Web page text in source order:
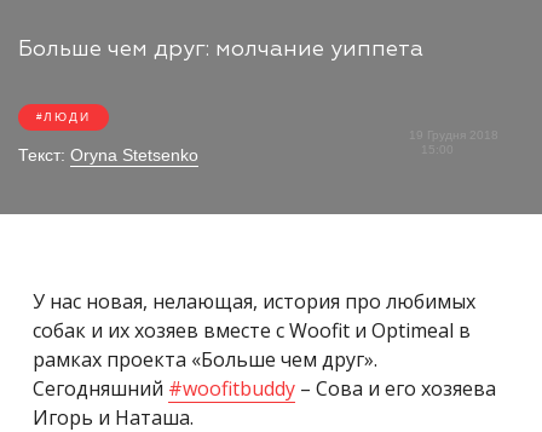
Больше чем друг: молчание уиппета
ЛЮДИ
Текст: Oryna Stetsenko
19 Грудня 2018
У нас новая, нелающая, история про любимых
собак и их хозяев вместе с Woofit и Optimeal в
рамках проекта «Больше чем друг».
Сегодняшний #woofitbuddy – Сова и его хозяева
Игорь и Наташа.